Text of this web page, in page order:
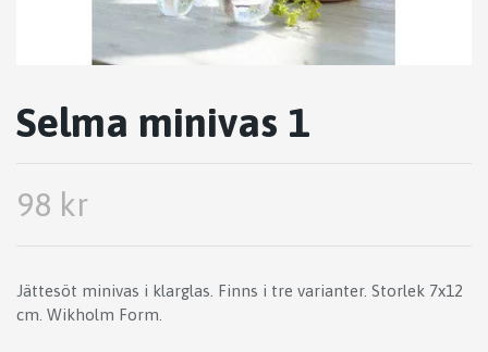
Selma minivas 1
98 kr
Jättesöt minivas i klarglas. Finns i tre varianter. Storlek 7x12
cm. Wikholm Form.